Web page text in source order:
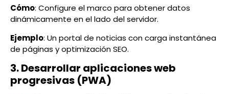
Cómo: Configure el marco para obtener datos
dinámicamente en el lado del servidor.
Ejemplo: Un portal de noticias con carga instantánea
de páginas y optimización SEO.
3. Desarrollar aplicaciones web
progresivas (PWA)